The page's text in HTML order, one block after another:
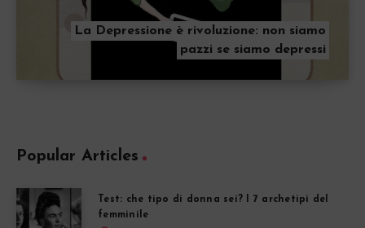
La Depressione è rivoluzione: non siamo
pazzi se siamo depressi
Popular Articles
Test: che tipo di donna sei? I 7 archetipi del
femminile